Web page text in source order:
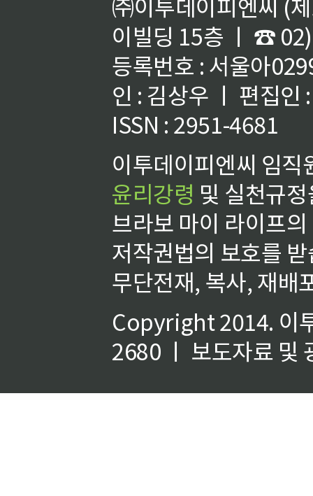
㈜이투데이피엔씨 (
이빌딩 15층 ㅣ ☎
등록번호 : 서울아
인 : 김상우 ㅣ 편집인
ISSN : 2951-4681
이투데이피엔씨 임
윤리강령 및 실천규
브라보 마이 라이프
저작권법의 보호를
무단전재, 복사, 재배
Copyright 2014. 이
2680 ㅣ 보도자료